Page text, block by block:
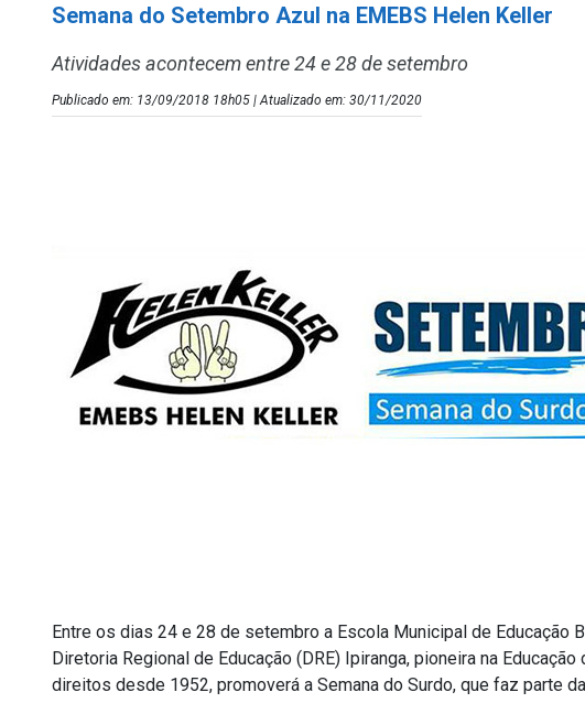
Semana do Setembro Azul na EMEBS Helen Keller
Atividades acontecem entre 24 e 28 de setembro
Publicado em: 13/09/2018 18h05 | Atualizado em: 30/11/2020
Entre os dias 24 e 28 de setembro a Escola Municipal de Educação
Diretoria Regional de Educação (DRE) Ipiranga, pioneira na
direitos desde 1952, promoverá a Semana do Surdo, que faz parte